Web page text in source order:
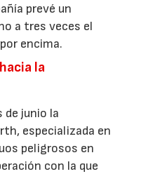
prevé un
a tres veces el
encima.
la
de junio la
especializada en
peligrosos en
con la que